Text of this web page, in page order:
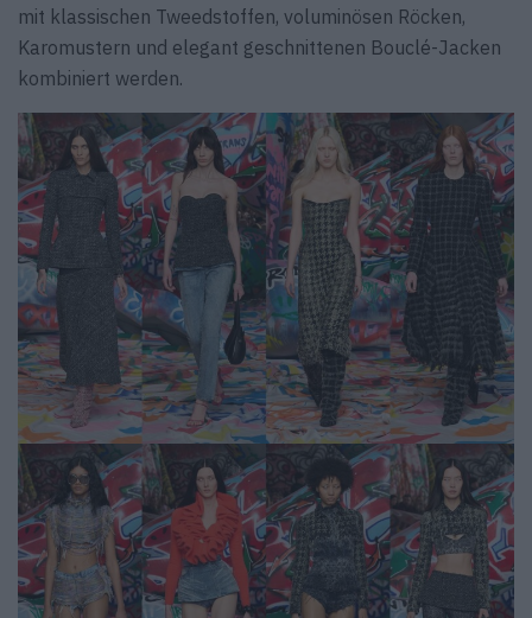
mit klassischen Tweedstoffen, voluminösen Röcken,
Karomustern und elegant geschnittenen Bouclé-Jacken
kombiniert werden.